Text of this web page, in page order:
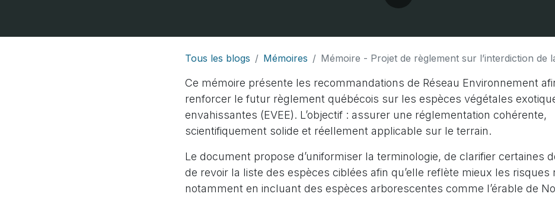
Tous les blogs Mémoires Mémoire - Projet de règlement sur l’interdiction de la culture et de la vente de certaines espèces exotiques envahissantes nuisibles
Ce mémoire présente les recommandations de Réseau Environnement
renforcer le futur règlement québécois sur les espèces végétales
envahissantes (EVEE). L’objectif : assurer une réglementation cohérente,
scientifiquement solide et réellement applicable sur le terrain.
Le document propose d’uniformiser la terminologie, de clarifier certaines
de revoir la liste des espèces ciblées afin qu’elle reflète mieux les risques
notamment en incluant des espèces arborescentes comme l’érable de